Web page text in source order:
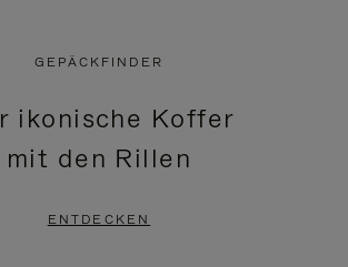
GEPÄCKFINDER
ikonische Koffer
mit den Rillen
ENTDECKEN